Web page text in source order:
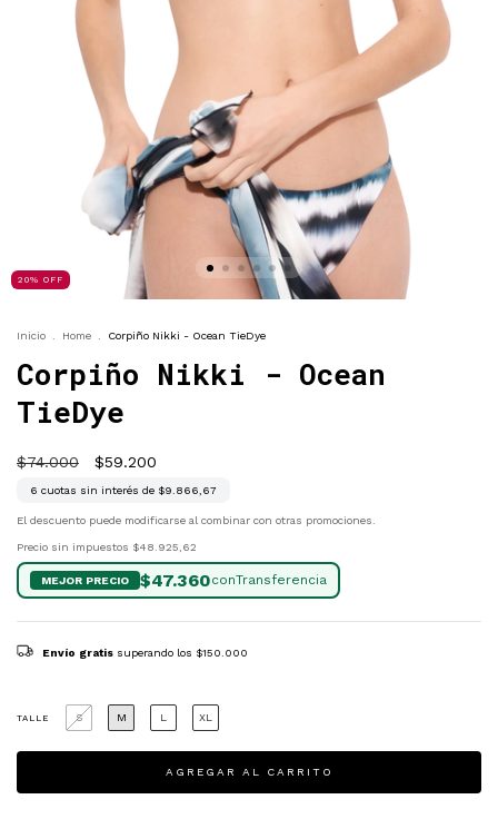
20% OFF
Inicio Home Corpiño Nikki - Ocean TieDye
Corpiño Nikki - Ocean
TieDye
$74.000 $59.200
6 cuotas sin interés de $9.866,67
El descuento puede modificarse al combinar con otras promociones.
Precio sin impuestos $48.925,62
$47.360con
Envío gratis superando los $150.000
TALLE S M L XL